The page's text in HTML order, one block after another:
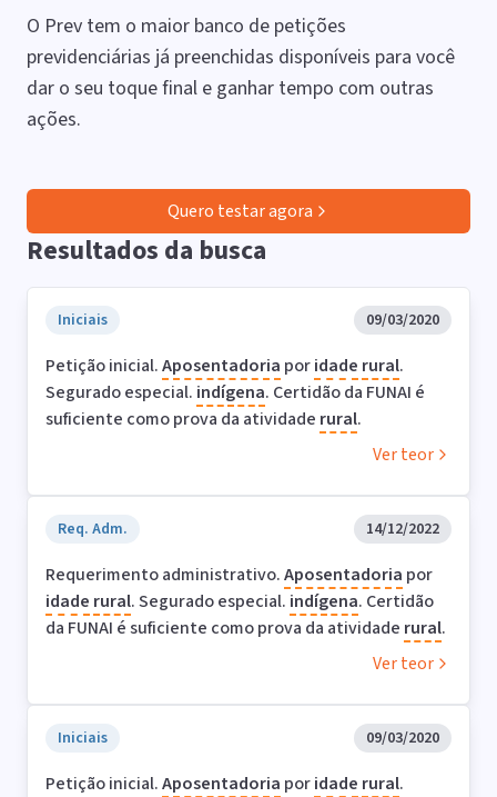
O Prev tem o maior banco de petições
previdenciárias já preenchidas disponíveis para você
dar o seu toque final e ganhar tempo com outras
ações.
Quero testar agora
Resultados da busca
Iniciais 09/03/2020
Petição inicial.Aposentadoria poridade rural.
Segurado especial. indígena. Certidão da FUNAI é
suficiente como prova da atividade rural.
Ver teor
Req. Adm. 14/12/2022
Requerimento administrativo.Aposentadoria por
idade rural. Segurado especial. indígena. Certidão
da FUNAI é suficiente como prova da atividade rural.
Ver teor
Iniciais 09/03/2020
Petição inicial.Aposentadoria poridade rural.